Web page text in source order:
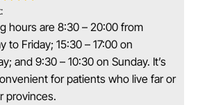
hours are 8:30 – 20:00 from
to Friday; 15:30 – 17:00 on
and 9:30 – 10:30 on Sunday. It’s
for patients who live far or
provinces.